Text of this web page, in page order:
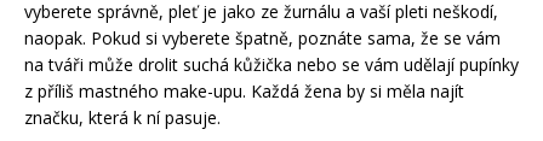
vyberete správně, pleť je jako ze žurnálu a vaší pleti neškodí,
naopak. Pokud si vyberete špatně, poznáte sama, že se vám
na tváři může drolit suchá kůžička nebo se vám udělají pupínky
z příliš mastného make-upu. Každá žena by si měla najít
značku, která k ní pasuje.